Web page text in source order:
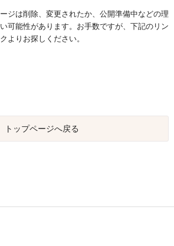
ジは削除、変更されたか、公開準備中などの理
可能性があります。お手数ですが、下記のリン
クよりお探しください。
トップページへ戻る